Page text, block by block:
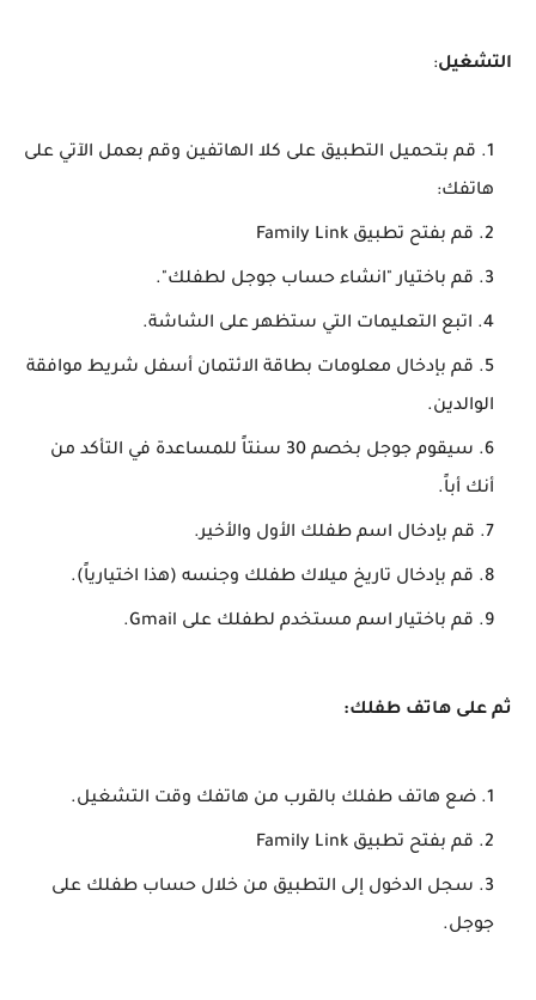
التشغيل:
قم بتحميل التطبيق على كلا الهاتفين وقم بعمل الآتي على
هاتفك:
قم بفتح تطبيق Family Link
قم باختيار "انشاء حساب جوجل لطفلك".
اتبع التعليمات التي ستظهر على الشاشة.
قم بإدخال معلومات بطاقة الائتمان أسفل شريط موافقة
الوالدين.
سيقوم جوجل بخصم 30 سنتاً للمساعدة في التأكد من
أنك أباً.
قم بإدخال اسم طفلك الأول والأخير.
قم بإدخال تاريخ ميلاك طفلك وجنسه (هذا اختيارياً).
قم باختيار اسم مستخدم لطفلك على Gmail.
ثم على هاتف طفلك:
ضع هاتف طفلك بالقرب من هاتفك وقت التشغيل.
قم بفتح تطبيق Family Link
سجل الدخول إلى التطبيق من خلال حساب طفلك على
جوجل.